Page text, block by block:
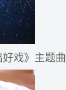
戏》主题曲